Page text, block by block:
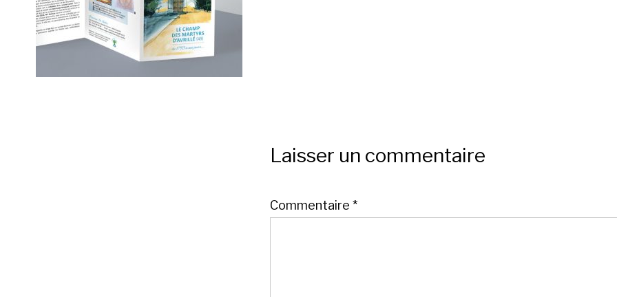
Laisser un commentaire
Commentaire *